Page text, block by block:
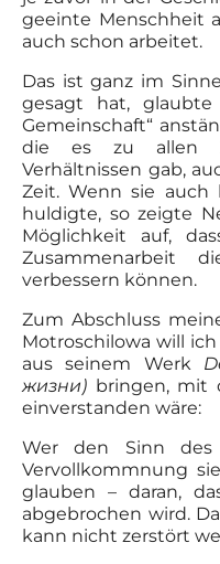
geeinte Menschheit
auch schon arbeitet.
Das ist ganz im
gesagt hat,
Gemeinschaft“
die es zu allen
Verhältnissen gab,
Zeit. Wenn sie auch
huldigte, so zeigte
Möglichkeit auf,
Zusammenarbeit
verbessern können.
Zum Abschluss
Motroschilowa will
aus seinem Werk
жизни) bringen, mit
einverstanden wäre:
Wer den Sinn
Vervollkommnung
glauben – daran,
abgebrochen wird.
kann nicht zerstört